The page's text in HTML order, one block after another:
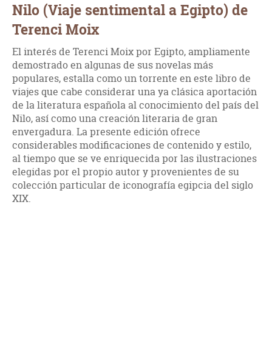
Nilo (Viaje sentimental a Egipto) de
Terenci Moix
El interés de Terenci Moix por Egipto, ampliamente
demostrado en algunas de sus novelas más
populares, estalla como un torrente en este libro de
viajes que cabe considerar una ya clásica aportación
de la literatura española al conocimiento del país del
Nilo, así como una creación literaria de gran
envergadura. La presente edición ofrece
considerables modificaciones de contenido y estilo,
al tiempo que se ve enriquecida por las ilustraciones
elegidas por el propio autor y provenientes de su
colección particular de iconografía egipcia del siglo
XIX.